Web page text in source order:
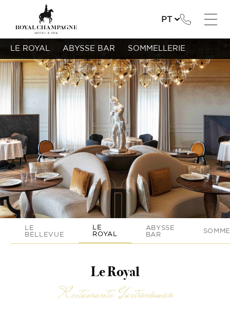
PT
LE
BELLEVUE
LE
ROYAL
ABYSSE
BAR
Le Royal
Restaurante Gastronômico
LE ROYAL ABYSSE BAR SOMMELLERIE